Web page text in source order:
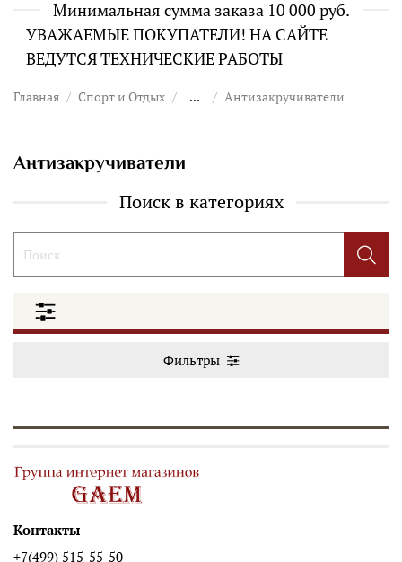
Минимальная сумма заказа 10 000 руб.
УВАЖАЕМЫЕ ПОКУПАТЕЛИ! НА САЙТЕ
ВЕДУТСЯ ТЕХНИЧЕСКИЕ РАБОТЫ
Главная Спорт и Отдых ... Антизакручиватели
Антизакручиватели
Поиск в категориях
Фильтры
Контакты
+7(499) 515-55-50